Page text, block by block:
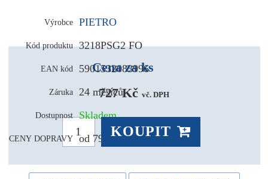
Výrobce PIETRO
Kód produktu 3218PSG2 FO
EAN kód 5901532083996
Záruka 24 měsíců
Dostupnost Skladem
CENY DOPRAVY od 79,- Kč
Cena za ks
727 Kč vč. DPH
KOUPIT